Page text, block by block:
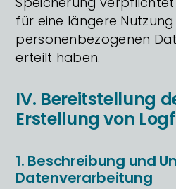
für eine längere
personenbezogenen
erteilt haben.
IV. Bereitstellung
Erstellung von
1. Beschreibung und
Datenverarbeitung